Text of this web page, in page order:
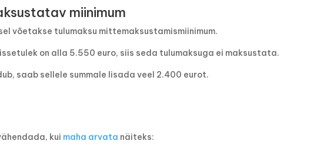
miinimum
võetakse tulumaksu mittemaksustamismiinimum.
on alla 5.550 euro, siis seda tulumaksuga ei maksustata.
saab sellele summale lisada veel 2.400 eurot.
kui maha arvata näiteks: